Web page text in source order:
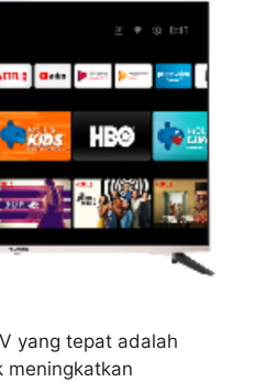
yang tepat adalah
meningkatkan